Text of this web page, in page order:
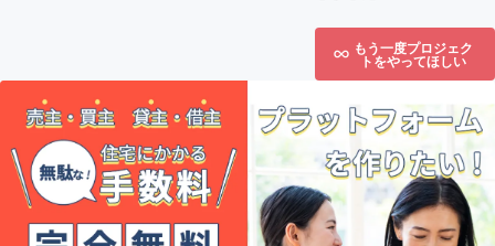
もう一度プロジェク
トをやってほしい